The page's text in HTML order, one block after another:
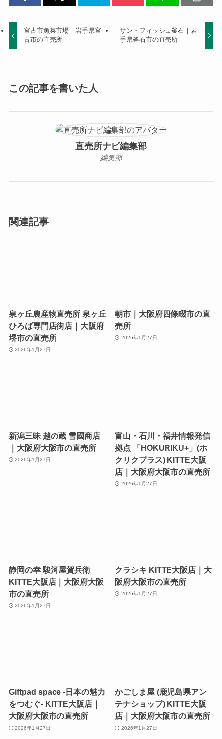
宮古市魚菜市場｜岩手県宮
古市の直売所
サン・フィッシュ釜石｜岩
手県釜石市の直売所
この記事を書いた人
直売所ナビ編集部
編集部
関連記事
泉ヶ丘農産物直売所 泉ヶ丘
ひろば専門店街店｜大阪府
堺市の直売所
2026年1月27日
朝市｜大阪府四條畷市の直
売所
2026年1月27日
新潟三昧 越の蔵 雪國商店
｜大阪府大阪市の直売所
2026年1月27日
富山・石川・福井情報発信
拠点 「HOKURIKU+」(ホ
クリクプラス) KITTE大阪
店｜大阪府大阪市の直売所
2026年1月27日
静岡の幸 駿河屋賀兵衛
KITTE大阪店｜大阪府大阪
市の直売所
2026年1月27日
クラシキ KITTE大阪店｜大
阪府大阪市の直売所
2026年1月27日
Giftpad space -日本の魅力
をつむぐ- KITTE大阪店｜
大阪府大阪市の直売所
2026年1月27日
かごしま屋 (鹿児島県アン
テナショップ) KITTE大阪
店｜大阪府大阪市の直売所
2026年1月27日